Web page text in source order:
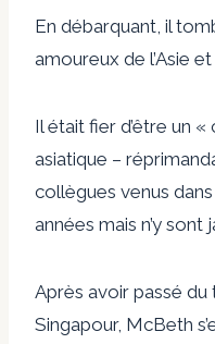
En débarquant, il
amoureux de l’Asie
Il était fier d’être un
asiatique –
collègues venus
années mais n’y sont
Après avoir passé
Singapour, McBeth